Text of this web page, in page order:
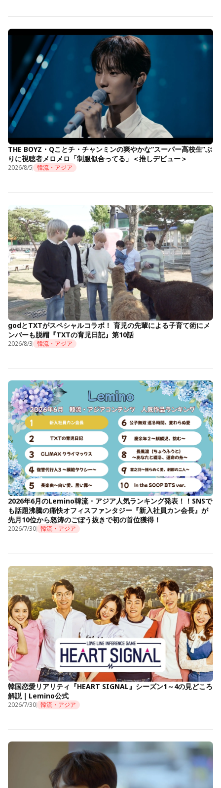
THE BOYZ・Qことチ・チャンミンの爽やかな“スーパー高校生”ぶ
りに視聴者メロメロ「制服似合ってる」＜推しデビュー＞
2026/8/5 韓流・アジア
godとTXTがスペシャルコラボ！ 育児の先輩による子育て術にメ
ンバーも脱帽『TXTの育児日記』第10話
2026/8/3 韓流・アジア
2026年6月のLemino韓流・アジア人気ランキング発表！！SNSで
も話題沸騰の痛快オフィスファンタジー『新入社員カン会長』が
先月10位から怒涛のごぼう抜きで初の首位獲得！
2026/7/30 韓流・アジア
韓国恋愛リアリティ『HEART SIGNAL』シーズン1～4の見どころ
解説｜Lemino公式
2026/7/30 韓流・アジア